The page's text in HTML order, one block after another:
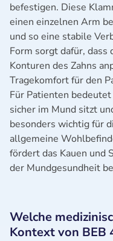
befestigen. Diese
einen einzelnen Arm
und so eine stabile
Form sorgt dafür, dass
Konturen des Zahns
Tragekomfort für den
Für Patienten
sicher im Mund sitzt
besonders wichtig für
allgemeine
fördert das Kauen und
der Mundgesundheit
Welche
Kontext von BEB